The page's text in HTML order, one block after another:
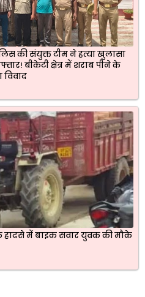
की संयुक्त टीम ने हत्या खुलासा
बीकेटी क्षेत्र में शराब पीने के
हादसे में बाइक सवार युवक की मौके